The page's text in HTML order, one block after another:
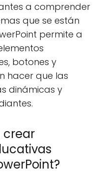
a comprender
que se están
permite a
botones y
hacer que las
dinámicas y
crear